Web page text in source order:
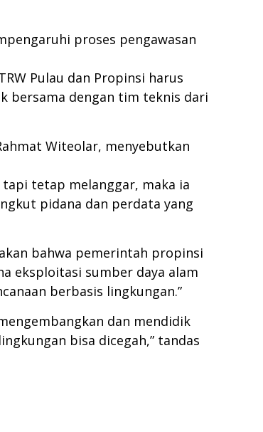
proses pengawasan
Pulau dan Propinsi harus
bersama dengan tim teknis dari
Witeolar, menyebutkan
tetap melanggar, maka ia
pidana dan perdata yang
bahwa pemerintah propinsi
eksploitasi sumber daya alam
berbasis lingkungan.”
dan mendidik
bisa dicegah,” tandas